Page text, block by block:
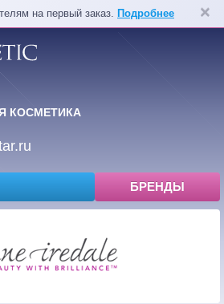
на первый заказ. Подробнее
КОСМЕТИКА
БРЕНДЫ